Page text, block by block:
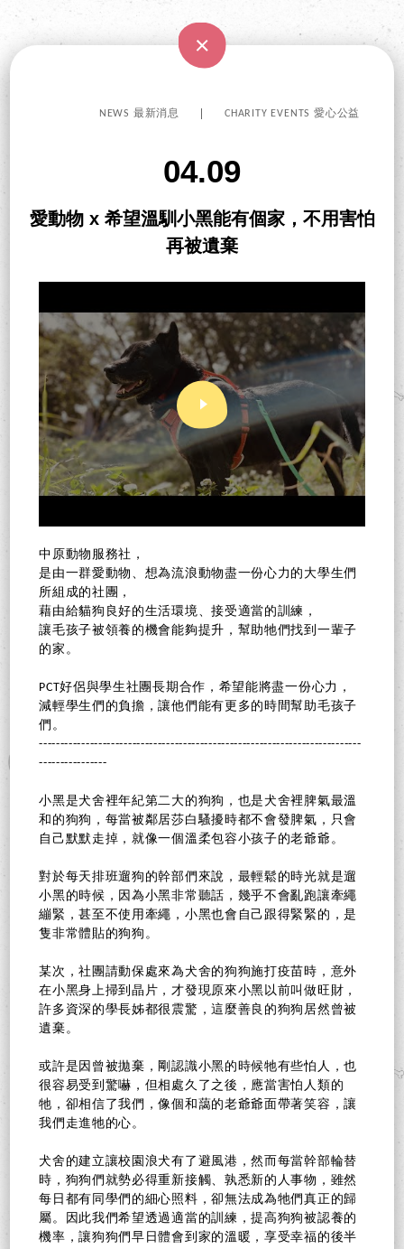
NEWS 最新消息 CHARITY EVENTS 愛心公益
04.09
愛動物 x 希望溫馴小黑能有個家，不用害怕
再被遺棄
中原動物服務社，
是由一群愛動物、想為流浪動物盡一份心力的大學生們
所組成的社團，
藉由給貓狗良好的生活環境、接受適當的訓練，
讓毛孩子被領養的機會能夠提升，幫助牠們找到一輩子
的家。
PCT好侶與學生社團長期合作，希望能將盡一份心力，
減輕學生們的負擔，讓他們能有更多的時間幫助毛孩子
們。
----------------------------------------------------------------------------
----------------
小黑是犬舍裡年紀第二大的狗狗，也是犬舍裡脾氣最溫
和的狗狗，每當被鄰居莎白騷擾時都不會發脾氣，只會
自己默默走掉，就像一個溫柔包容小孩子的老爺爺。
對於每天排班遛狗的幹部們來說，最輕鬆的時光就是遛
小黑的時候，因為小黑非常聽話，幾乎不會亂跑讓牽繩
繃緊，甚至不使用牽繩，小黑也會自己跟得緊緊的，是
隻非常體貼的狗狗。
某次，社團請動保處來為犬舍的狗狗施打疫苗時，意外
在小黑身上掃到晶片，才發現原來小黑以前叫做旺財，
許多資深的學長姊都很震驚，這麼善良的狗狗居然曾被
遺棄。
或許是因曾被拋棄，剛認識小黑的時候牠有些怕人，也
很容易受到驚嚇，但相處久了之後，應當害怕人類的
牠，卻相信了我們，像個和藹的老爺爺面帶著笑容，讓
我們走進牠的心。
犬舍的建立讓校園浪犬有了避風港，然而每當幹部輪替
時，狗狗們就勢必得重新接觸、孰悉新的人事物，雖然
每日都有同學們的細心照料，卻無法成為牠們真正的歸
屬。因此我們希望透過適當的訓練，提高狗狗被認養的
機率，讓狗狗們早日體會到家的溫暖，享受幸福的後半